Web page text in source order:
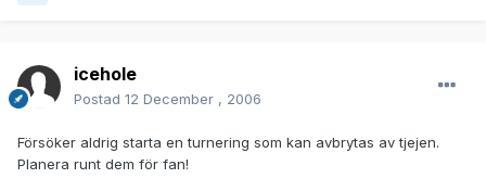
icehole
Postad 12 December , 2006
Försöker aldrig starta en turnering som kan avbrytas av tjejen.
Planera runt dem för fan!